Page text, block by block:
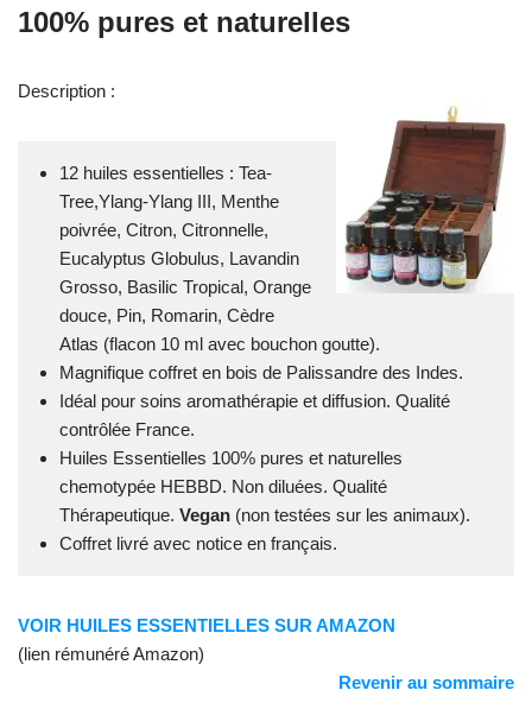
100% pures et naturelles
Description :
12 huiles essentielles : Tea-
Tree,Ylang-Ylang III, Menthe
poivrée, Citron, Citronnelle,
Eucalyptus Globulus, Lavandin
Grosso, Basilic Tropical, Orange
douce, Pin, Romarin, Cèdre
Atlas (flacon 10 ml avec bouchon goutte).
Magnifique coffret en bois de Palissandre des Indes.
Idéal pour soins aromathérapie et diffusion. Qualité
contrôlée France.
Huiles Essentielles 100% pures et naturelles
chemotypée HEBBD. Non diluées. Qualité
Thérapeutique. Vegan (non testées sur les animaux).
Coffret livré avec notice en français.
VOIR HUILES ESSENTIELLES SUR AMAZON
(lien rémunéré Amazon)
Revenir au sommaire